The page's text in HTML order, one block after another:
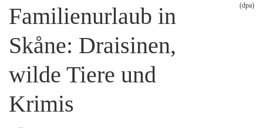
Familienurlaub in
Skåne: Draisinen,
wilde Tiere und
Krimis
(dpa)